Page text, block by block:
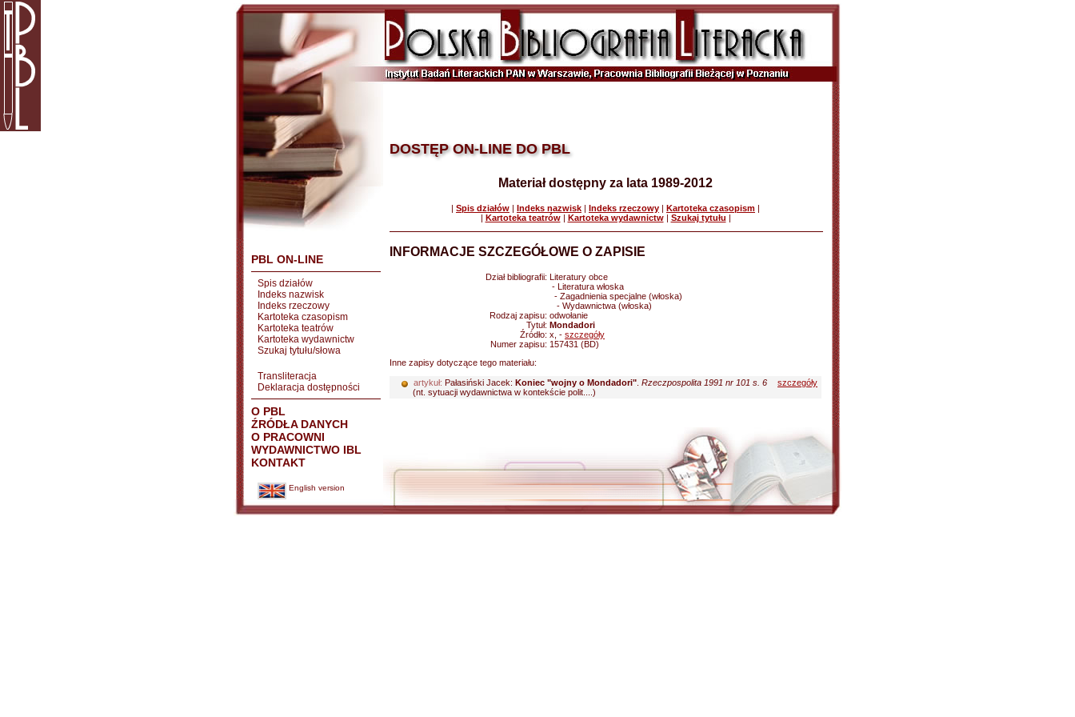
PBL ON-LINE
Spis działów
Indeks nazwisk
Indeks rzeczowy
Kartoteka czasopism
Kartoteka teatrów
Kartoteka wydawnictw
Szukaj tytułu/słowa
Transliteracja
Deklaracja dostępności
O PBL
ŹRÓDŁA DANYCH
O PRACOWNI
WYDAWNICTWO IBL
KONTAKT
English version
DOSTĘP ON-LINE DO PBL
Materiał dostępny za lata 1989-2012
| Spis działów | Indeks nazwisk | Indeks rzeczowy | Kartoteka czasopism |
| Kartoteka teatrów| Kartoteka wydawnictw| Szukaj tytułu |
INFORMACJE SZCZEGÓŁOWE O ZAPISIE
Dział bibliografii: Literatury obce
- Literatura włoska
- Zagadnienia specjalne (włoska)
- Wydawnictwa (włoska)
Rodzaj zapisu: odwołanie
Tytuł: Mondadori
Źródło: x, - szczegóły
Numer zapisu: 157431 (BD)
Inne zapisy dotyczące tego materiału:
artykuł: Pałasiński Jacek: Koniec "wojny o Mondadori" Rzeczpospolita 1991 nr 101 s. 6
(nt. sytuacji wydawnictwa w kontekście polit....)
szczegóły